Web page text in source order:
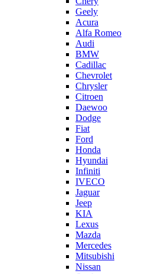
Geely
Acura
Alfa Romeo
Audi
BMW
Cadillac
Chevrolet
Chrysler
Citroen
Daewoo
Dodge
Fiat
Ford
Honda
Hyundai
Infiniti
IVECO
Jaguar
Jeep
KIA
Lexus
Mazda
Mercedes
Mitsubishi
Nissan